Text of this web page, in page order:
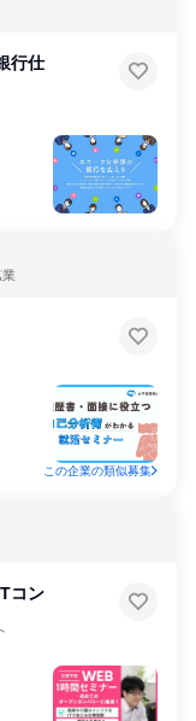
行仕
業
この企業の類似募集
コン